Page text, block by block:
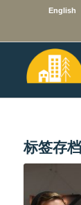
English
标签存